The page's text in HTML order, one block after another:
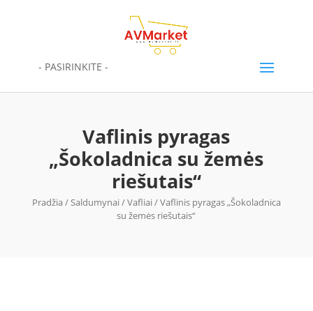
- PASIRINKITE -
Vaflinis pyragas
„Šokoladnica su žemės
riešutais“
Pradžia /Saldumynai /Vafliai / Vaflinis pyragas „Šokoladnica
su žemės riešutais“